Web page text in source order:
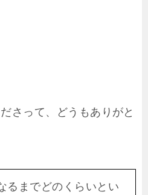
さって、どうもありがと
るまでどのくらいとい